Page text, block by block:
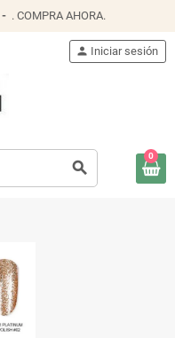
- . COMPRA AHORA.
search
person Iniciar sesión
0